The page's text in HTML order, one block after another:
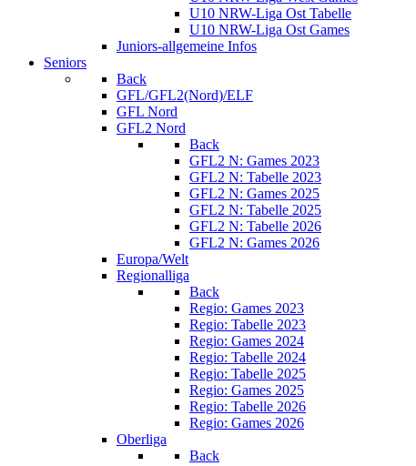
U10 NRW-Liga Ost Tabelle
U10 NRW-Liga Ost Games
Juniors-allgemeine Infos
Seniors
Back
GFL/GFL2(Nord)/ELF
GFL Nord
GFL2 Nord
Back
GFL2 N: Games 2023
GFL2 N: Tabelle 2023
GFL2 N: Games 2025
GFL2 N: Tabelle 2025
GFL2 N: Tabelle 2026
GFL2 N: Games 2026
Europa/Welt
Regionalliga
Back
Regio: Games 2023
Regio: Tabelle 2023
Regio: Games 2024
Regio: Tabelle 2024
Regio: Tabelle 2025
Regio: Games 2025
Regio: Tabelle 2026
Regio: Games 2026
Oberliga
Back